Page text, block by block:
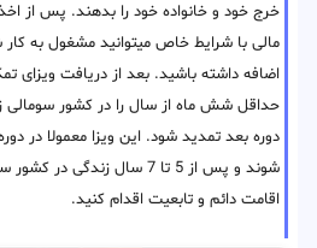
خرج خود و خانواده خود را بدهند. پس از
مالی با شرایط خاص میتوانید مشغول به
اضافه داشته باشید. بعد از دریافت
حداقل شش ماه از سال را در کشور سومالی
شوند و پس از 5 تا 7 سال زندگی
اقامت دائم و تابعیت اقدام کنید.